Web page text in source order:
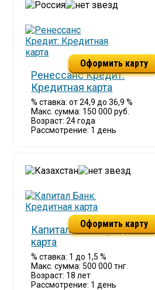
Ренессанс Кредит:
Кредитная карта
% ставка: от 24,9 до 36,9 %
Макс. сумма: 150 000 руб.
Возраст: 24 года
Рассмотрение: 1 день
Оформить карту
Капитал Банк: Кредитная
карта
% ставка: 1 до 1,5 %
Макс. сумма: 500 000 тнг.
Возраст: 18 лет
Рассмотрение: 1 день
Оформить карту